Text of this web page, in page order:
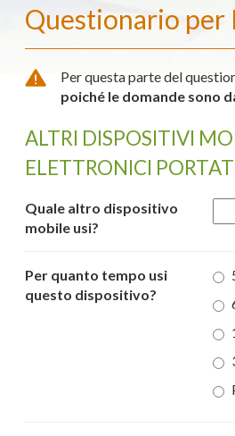
Questionario
Per questa parte del
poiché le domande sono
ALTRI DISPOSITIVI
ELETTRONICI
Quale altro dispositivo
mobile usi?
Per quanto tempo usi
questo dispositivo?